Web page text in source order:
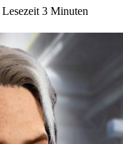
Lesezeit 3 Minuten